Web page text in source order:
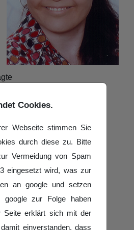
Cookies.
Webseite stimmen Sie
durch diese zu. Bitte
Vermeidung von Spam
eingesetzt wird, was zur
an google und setzen
google zur Folge haben
Seite erklärt sich mit der
einverstanden, dass